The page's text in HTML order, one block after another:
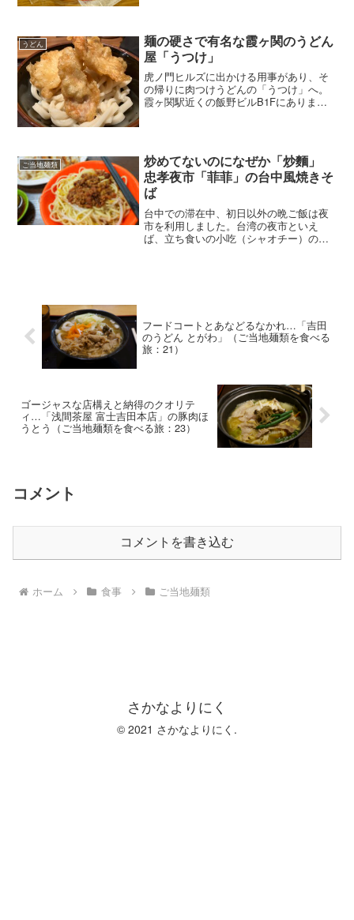
店は割高に感じて足が遠の...
うどん
麺の硬さで有名な霞ヶ関のうどん
屋「うつけ」
虎ノ門ヒルズに出かける用事があり、そ
の帰りに肉つけうどんの「うつけ」へ。
霞ヶ関駅近くの飯野ビルB1Fにありま
熱汁つけうどん」だそう...
ご当地麺類
炒めてないのになぜか「炒麵」
忠孝夜市「菲菲」の台中風焼きそ
ば
台中での滞在中、初日以外の晩ご飯は夜
市を利用しました。台湾の夜市といえ
ば、立ち食いの小吃（シャオチー）のイ
フードコートとあなどるなかれ…「吉田
のうどん とがわ」（ご当地麺類を食べる
旅：21）
ゴージャスな店構えと納得のクオリテ
ィ…「浅間茶屋 富士吉田本店」の豚肉ほ
うとう（ご当地麺類を食べる旅：23）
コメント
コメントを書き込む
ホーム 食事 ご当地麺類
さかなよりにく
© 2021 さかなよりにく.